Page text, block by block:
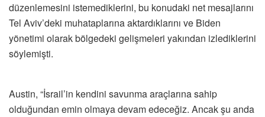
düzenlemesini istemediklerini, bu konudaki net mesajlarını
Tel Aviv’deki muhataplarına aktardıklarını ve Biden
yönetimi olarak bölgedeki gelişmeleri yakından izlediklerini
söylemişti.
Austin, “İsrail’in kendini savunma araçlarına sahip
olduğundan emin olmaya devam edeceğiz. Ancak şu anda